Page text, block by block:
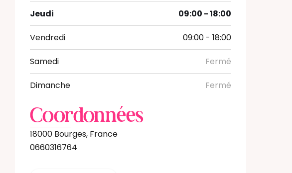
Jeudi 09:00 - 18:00
Vendredi 09:00 - 18:00
Samedi Fermé
Dimanche Fermé
Coordonnées
18000 Bourges, France
0660316764